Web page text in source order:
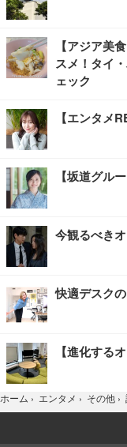
【アジア美
スメ！タイ
ェック
【エンタメ
【坂道グル
今観るべき
快適デスク
【進化する
ホーム › エンタメ › その他 ›